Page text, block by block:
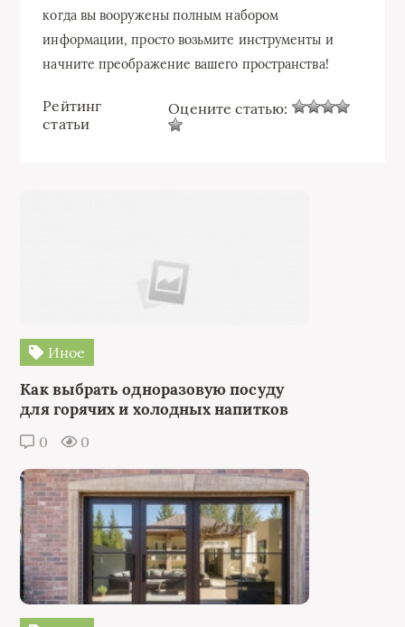
когда вы вооружены полным набором
информации, просто возьмите инструменты и
начните преображение вашего пространства!
Рейтинг
статьи
Оцените статью:
Иное
Как выбрать одноразовую посуду
для горячих и холодных напитков
0 0